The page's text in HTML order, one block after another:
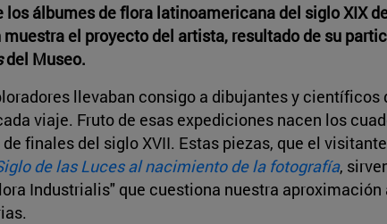
los álbumes de flora latinoamericana del siglo XIX
el proyecto del artista, resultado de su
del Museo.
llevaban consigo a dibujantes y científicos
viaje. Fruto de esas expediciones nacen los
finales del siglo XVII. Estas piezas, que el
de las Luces al nacimiento de la fotografía,
Industrialis" que cuestiona nuestra